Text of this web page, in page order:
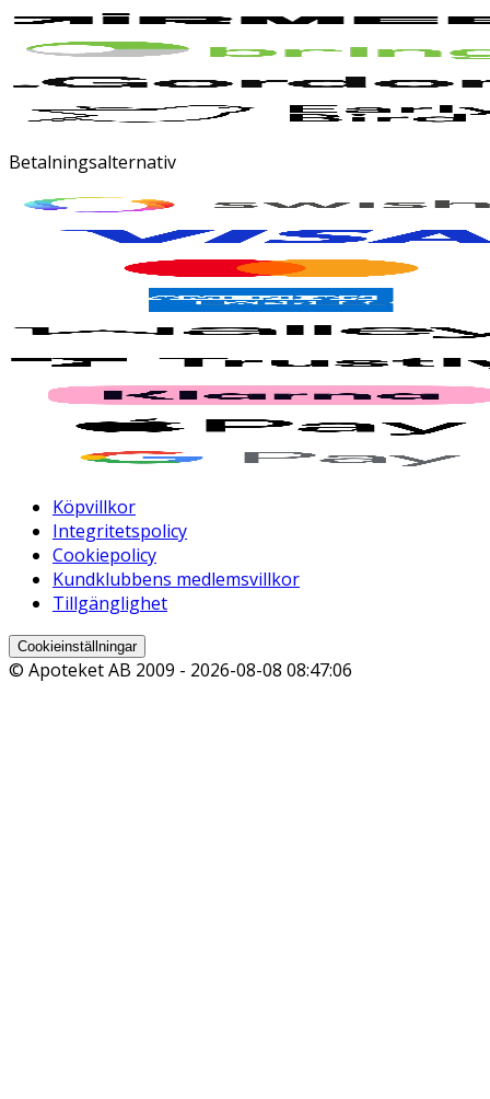
Betalningsalternativ
Köpvillkor
Integritetspolicy
Cookiepolicy
Kundklubbens medlemsvillkor
Tillgänglighet
Cookieinställningar
© Apoteket AB 2009 - 2026-08-08 08:47:06